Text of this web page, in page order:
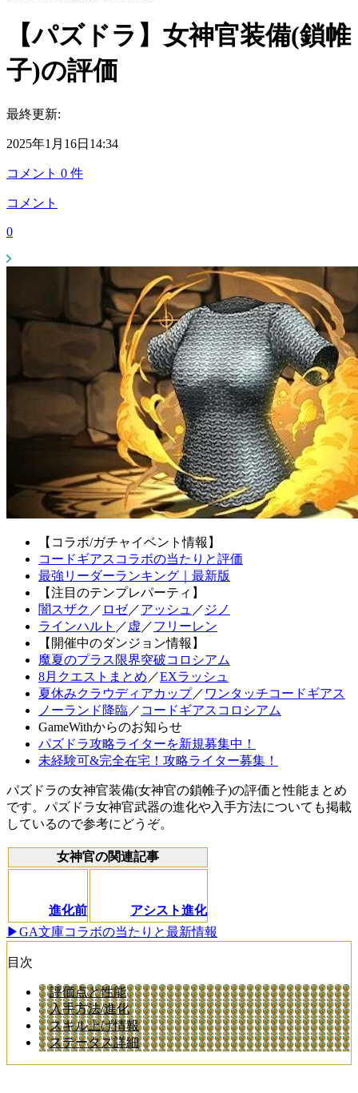
【パズドラ】女神官装備(鎖帷
子)の評価
最終更新:
2025年1月16日14:34
コメント 0 件
コメント
0
【コラボ/ガチャイベント情報】
コードギアスコラボの当たりと評価
最強リーダーランキング｜最新版
【注目のテンプレパーティ】
闇スザク ／ ロゼ／アッシュ ／ ジノ
ラインハルト ／ 虚 ／フリーレン
【開催中のダンジョン情報】
魔夏のプラス限界突破コロシアム
8月クエストまとめ ／EXラッシュ
夏休みクラウディアカップ／ ワンタッチコードギアス
ノーランド降臨／ コードギアスコロシアム
GameWithからのお知らせ
パズドラ攻略ライターを新規募集中！
未経験可&完全在宅！攻略ライター募集！
パズドラの女神官装備(女神官の鎖帷子)の評価と性能まとめ
です。パズドラ女神官武器の進化や入手方法についても掲載
しているので参考にどうぞ。
女神官の関連記事
進化前
アシスト進化
▶GA文庫コラボの当たりと最新情報
目次
評価点と性能
入手方法/進化
スキル上げ情報
ステータス詳細